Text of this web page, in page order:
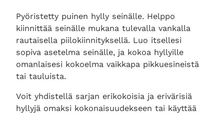
Pyöristetty puinen hylly seinälle. Helppo
kiinnittää seinälle mukana tulevalla vankalla
rautaisella piilokiinnityksellä. Luo itsellesi
sopiva asetelma seinälle, ja kokoa hyllyille
omanlaisesi kokoelma vaikkapa pikkuesineistä
tai tauluista.
Voit yhdistellä sarjan erikokoisia ja erivärisiä
hyllyjä omaksi kokonaisuudekseen tai käyttää